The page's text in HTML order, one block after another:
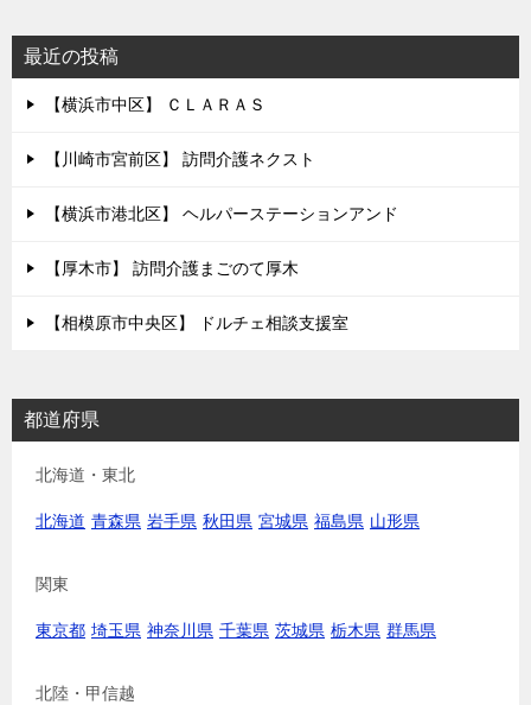
最近の投稿
【横浜市中区】 ＣＬＡＲＡＳ
【川崎市宮前区】 訪問介護ネクスト
【横浜市港北区】 ヘルパーステーションアンド
【厚木市】 訪問介護まごのて厚木
【相模原市中央区】 ドルチェ相談支援室
都道府県
北海道・東北
北海道 青森県 岩手県 秋田県 宮城県 福島県 山形県
関東
東京都 埼玉県 神奈川県 千葉県 茨城県 栃木県 群馬県
北陸・甲信越